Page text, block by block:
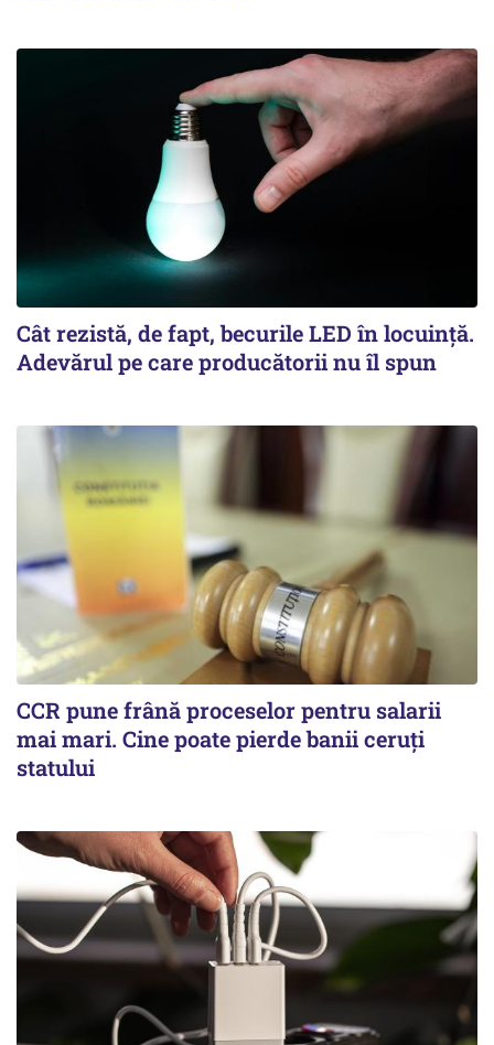
Cât rezistă, de fapt, becurile LED în locuință.
Adevărul pe care producătorii nu îl spun
CCR pune frână proceselor pentru salarii
mai mari. Cine poate pierde banii ceruți
statului